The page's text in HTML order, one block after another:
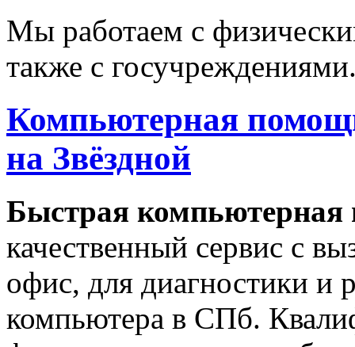
Мы работаем с
также с
Компьютерная
на Звёздной
Быстрая
качественный сервис с
офис, для диагностики и
компьютера в СПб.